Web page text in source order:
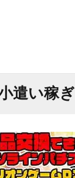
遣い稼ぎ